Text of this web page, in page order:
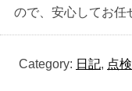
ので、安心してお任
Category: 日記, 点